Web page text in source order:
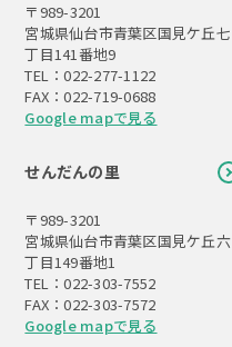
〒989-3201
宮城県仙台市青葉区国見ケ丘七
丁目141番地9
TEL：022-277-1122
FAX：022-719-0688
Google mapで見る
せんだんの里
〒989-3201
宮城県仙台市青葉区国見ケ丘六
丁目149番地1
TEL：022-303-7552
FAX：022-303-7572
Google mapで見る